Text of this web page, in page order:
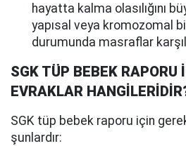
hayatta kalma olasılığını
yapısal veya kromozomal
durumunda masraflar
SGK TÜP BEBEK RAPORU
EVRAKLAR
SGK tüp bebek raporu için
şunlardır: